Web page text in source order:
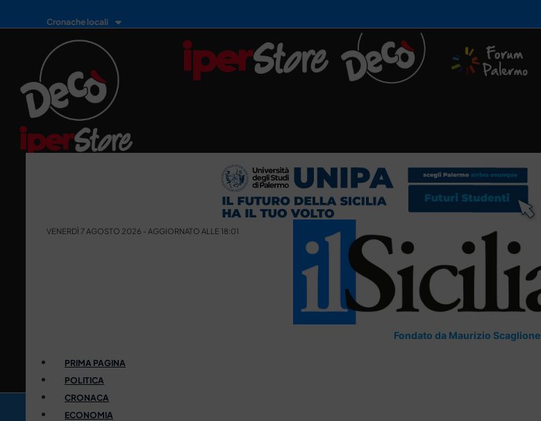
Cronache locali
VENERDÌ 7 AGOSTO 2026 - AGGIORNATO ALLE 18:01
Fondato da Maurizio Scaglione
PRIMA PAGINA
POLITICA
CRONACA
ECONOMIA